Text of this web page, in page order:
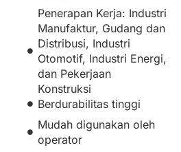
Penerapan Kerja: Industri
Manufaktur, Gudang dan
Distribusi, Industri
Otomotif, Industri Energi,
dan Pekerjaan
Konstruksi
Berdurabilitas tinggi
Mudah digunakan oleh
operator